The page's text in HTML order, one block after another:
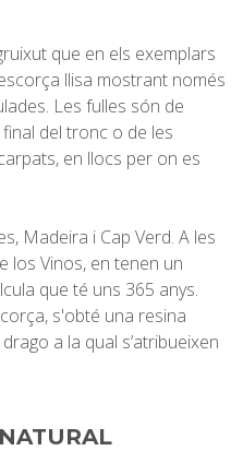
que en els exemplars
llisa mostrant només
Les fulles són de
del tronc o de les
en llocs per on es
Madeira i Cap Verd. A les
los Vinos, en tenen un
que té uns 365 anys.
s'obté una resina
a la qual s’atribueixen